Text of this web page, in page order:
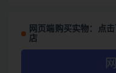
网页端购买实物：点
店